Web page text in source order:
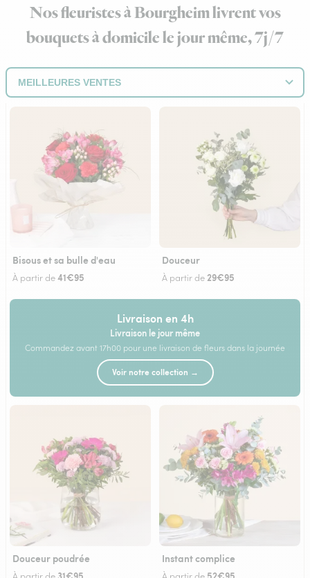
Nos fleuristes à Bourgheim livrent vos
bouquets à domicile le jour même, 7j/7
Bisous et sa bulle d'eau
À partir de41€95
Douceur
À partir de 29€95
Livraison en 4h
Livraison le jour même
Commandez avant 17h00 pour une livraison de fleurs dans la journée
Voir notre collection →
Douceur poudrée Instant complice